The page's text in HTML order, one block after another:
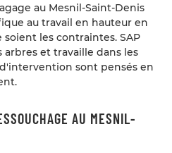
UNE
au Mesnil-Saint-Denis
au travail en hauteur en
les contraintes. SAP
arbres et travaille dans les
sont pensés en
AU MESNIL-